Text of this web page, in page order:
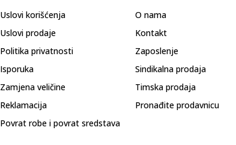
Uslovi korišćenja
Uslovi prodaje
Politika privatnosti
Isporuka
Zamjena veličine
Reklamacija
Povrat robe i povrat sredstava
O nama
Kontakt
Zaposlenje
Sindikalna prodaja
Timska prodaja
Pronađite prodavnicu